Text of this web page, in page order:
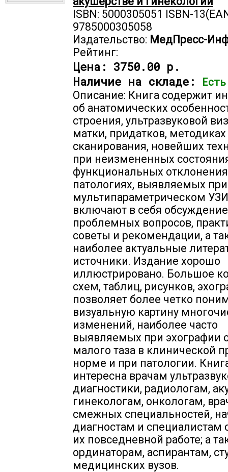
ISBN: 5000305051 ISBN-
9785000305058
Издательство: МедПресс-
Рейтинг:
Цена: 3750.00 р.
Наличие на складе:
Есть
Описание: Книга содержит
об анатомических
строения, ультразвуковой
матки, придатков, методиках
сканирования, новейших
при неизмененных
функциональных
патологиях, выявляемых при
мультипараметрическом
включают в себя обсуждение
проблемных вопросов,
советы и рекомендации, а
наиболее актуальные
источники. Издание хорошо
иллюстрировано. Большое
схем, таблиц, рисунков,
позволяет более четко
визуальную картину
изменений, наиболее часто
выявляемых при эхографии
малого таза в клинической
норме и при патологии.
интересна врачам
диагностики, радиологам,
гинекологам, онкологам,
смежных специальностей,
диагностам и специалистам
их повседневной работе; а
ординаторам, аспирантам,
медицинских вузов.